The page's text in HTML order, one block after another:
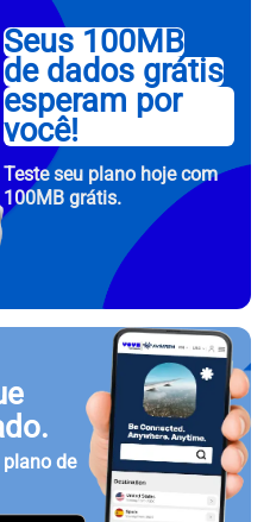
Seus 100MB
de dados grátis
esperam por
você!
Teste seu plano hoje com
100MB grátis.
plano de